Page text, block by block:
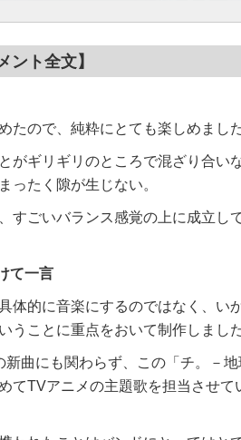
ント全文】
たので、純粋にとても楽しめました
がギリギリのところで混ざり合い
ったく隙が生じない。
すごいバランス感覚の上に成立し
て一言
体的に音楽にするのではなく、い
うことに重点をおいて制作しました
曲にも関わらず、この「チ。－
てTVアニメの主題歌を担当させて